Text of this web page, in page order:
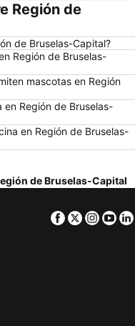
en Puerto Montt
en Búzios
en Chiloé
en Asunción
en Curicó
en Costa Rica
Región de
de Bruselas-Capital?
Región de Bruselas-
mascotas en Región
en Región de Bruselas-
en Región de Bruselas-
de Bruselas-Capital
Facebook
Twitter